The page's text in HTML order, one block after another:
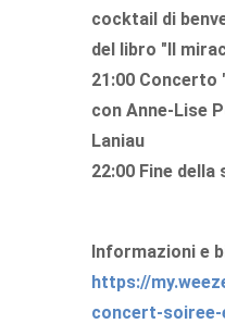
cocktail di
del libro "Il
21:00 Concerto
con Anne-Lise
Laniau
22:00 Fine della
Informazioni e
https://
concert-soiree-